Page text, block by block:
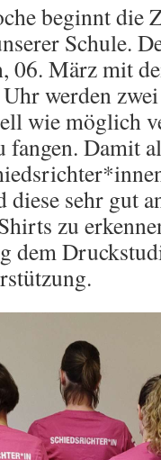
Frau
Sandra
beginnt die
Schule.
06. März mit
werden
wie möglich
fangen. Damit
sehr gut
zu
dem